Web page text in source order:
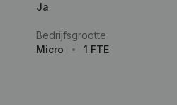
Ja
Bedrijfsgrootte
Micro
1 FTE